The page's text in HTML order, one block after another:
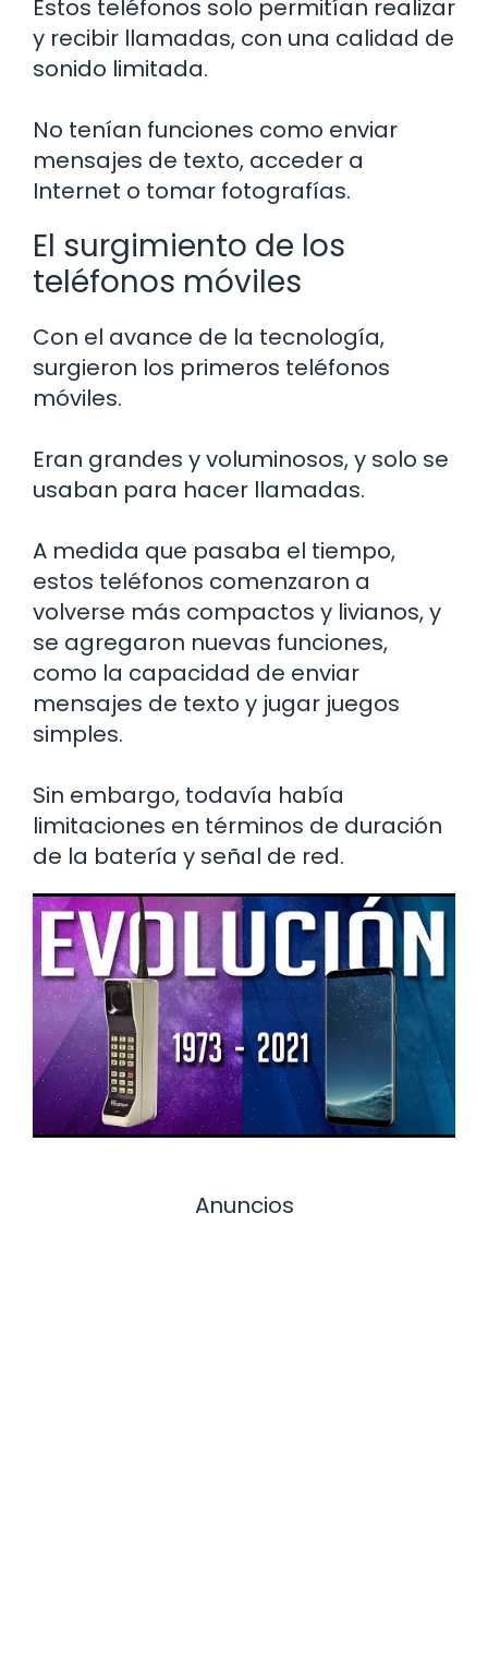
Estos teléfonos solo permitían realizar
y recibir llamadas, con una calidad de
sonido limitada.
No tenían funciones como enviar
mensajes de texto, acceder a
Internet o tomar fotografías.
El surgimiento de los
teléfonos móviles
Con el avance de la tecnología,
surgieron los primeros teléfonos
móviles.
Eran grandes y voluminosos, y solo se
usaban para hacer llamadas.
A medida que pasaba el tiempo,
estos teléfonos comenzaron a
volverse más compactos y livianos, y
se agregaron nuevas funciones,
como la capacidad de enviar
mensajes de texto y jugar juegos
simples.
Sin embargo, todavía había
limitaciones en términos de duración
de la batería y señal de red.
Anuncios